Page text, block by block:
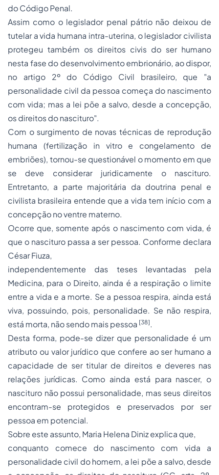
do Código Penal.
Assim como o legislador penal pátrio não deixou de
tutelar a vida humana intra-uterina, o legislador civilista
protegeu também os direitos civis do ser humano
nesta fase do desenvolvimento embrionário, ao dispor,
no artigo 2º do Código Civil brasileiro, que "a
personalidade civil da pessoa começa do nascimento
com vida; mas a lei põe a salvo, desde a concepção,
os direitos do nascituro".
Com o surgimento de novas técnicas de reprodução
humana (fertilização in vitroe congelamento de
embriões), tornou-se questionável o momento em que
se deve considerar juridicamente o nascituro.
Entretanto, a parte majoritária da doutrina penal e
civilista brasileira entende que a vida tem início com a
concepção no ventre materno.
Ocorre que, somente após o nascimento com vida, é
que o nascituro passa a ser pessoa. Conforme declara
César Fiuza,
independentemente das teses levantadas pela
Medicina, para o Direito, ainda é a respiração o limite
entre a vida e a morte. Se a pessoa respira, ainda está
viva, possuindo, pois, personalidade. Se não respira,
está morta, não sendo mais pessoa [38].
Desta forma, pode-se dizer que personalidade é um
atributo ou valor jurídico que confere ao ser humano a
capacidade de ser titular de direitos e deveres nas
relações jurídicas. Como ainda está para nascer, o
nascituro não possui personalidade, mas seus direitos
encontram-se protegidos e preservados por ser
pessoa em potencial.
Sobre este assunto, Maria Helena Diniz explica que,
conquanto comece do nascimento com vida a
personalidade civil do homem, a lei põe a salvo, desde